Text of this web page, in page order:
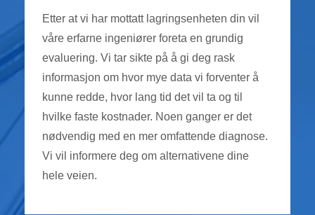
Etter at vi har mottatt lagringsenheten din vil
våre erfarne ingeniører foreta en grundig
evaluering. Vi tar sikte på å gi deg rask
informasjon om hvor mye data vi forventer å
kunne redde, hvor lang tid det vil ta og til
hvilke faste kostnader. Noen ganger er det
nødvendig med en mer omfattende diagnose.
Vi vil informere deg om alternativene dine
hele veien.